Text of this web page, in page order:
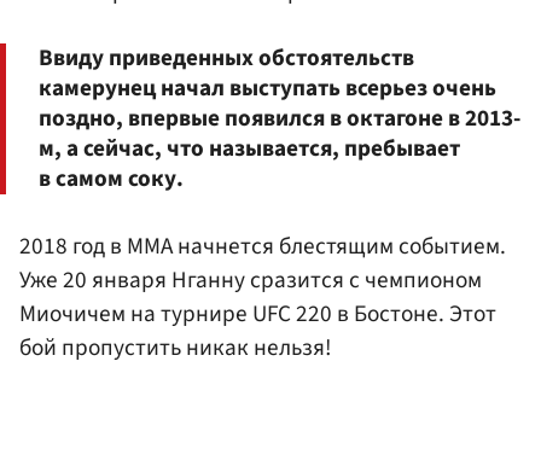
Ввиду приведенных обстоятельств
камерунец начал выступать всерьез очень
поздно, впервые появился в октагоне в 2013-
м, а сейчас, что называется, пребывает
в самом соку.
2018 год в ММА начнется блестящим событием.
Уже 20 января Нганну сразится с чемпионом
Миочичем на турнире UFC 220 в Бостоне. Этот
бой пропустить никак нельзя!